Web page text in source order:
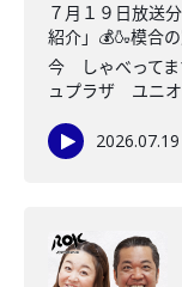
７月１９日放送
紹介」💰🍶模合
今 しゃべって
ュプラザ ユニオ
2026.07.19